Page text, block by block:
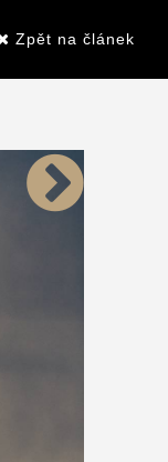
Zpět na článek